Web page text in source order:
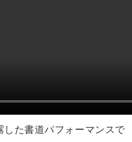
た書道パフォーマンスで